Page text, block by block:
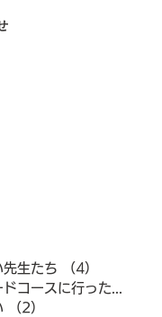
生たち
（4）
（2）